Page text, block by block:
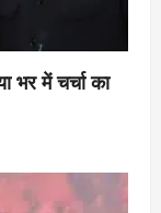
भर में चर्चा का